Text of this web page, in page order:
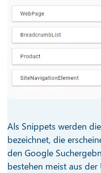
Als Snippets werden
bezeichnet, die
den Google
bestehen meist aus der